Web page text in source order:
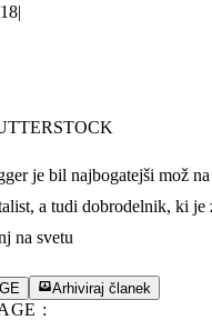
|
je bil najbogatejši mož
a tudi dobrodelnik, ki je
na svetu
Arhiviraj članek
: